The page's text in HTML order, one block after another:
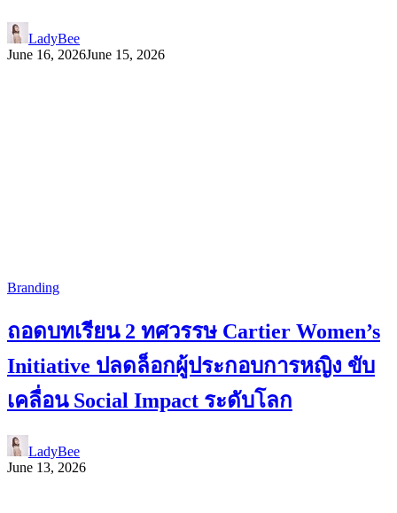
LadyBee
June 16, 2026June 15, 2026
Branding
ถอดบทเรียน 2 ทศวรรษ Cartier Women’s
Initiative ปลดล็อกผู้ประกอบการหญิง ขับ
เคลื่อน Social Impact ระดับโลก
LadyBee
June 13, 2026